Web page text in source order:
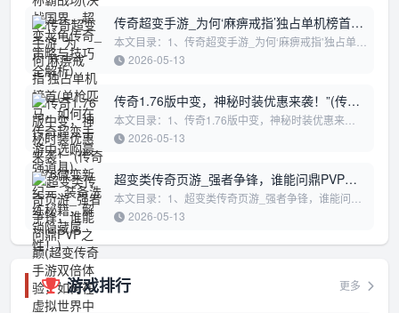
传奇超变手游_为何‘麻痹戒指’独占单机榜首
(单枪匹马，如何在传奇超变手游中选购最强
道具)
本文目录：1、传奇超变手游_为何‘麻痹戒指’独占单机
榜首2、单枪匹马，如何在传奇超变手游中选购最强道
具3、传奇超变手游大主播_PVP荣耀...
2026-05-13
传奇1.76版中变，神秘时装优惠来袭！”(传奇
1.76微变新纪元_装备洗练秘籍，解锁隐藏属
性！)
本文目录：1、传奇1.76版中变，神秘时装优惠来
袭！”2、传奇1.76微变新纪元_装备洗练秘籍，解锁隐
藏属性！3、传奇1.76超变，解锁全服首领...
2026-05-13
超变类传奇页游_强者争锋，谁能问鼎PVP之
巅(超变传奇手游双倍体验，如何在虚拟世界
中迅速崛起”)
本文目录：1、超变类传奇页游_强者争锋，谁能问鼎
PVP之巅2、超变传奇手游双倍体验，如何在虚拟世界
中迅速崛起”超变类传奇页游_强者争锋...
2026-05-13
游戏排行 更多